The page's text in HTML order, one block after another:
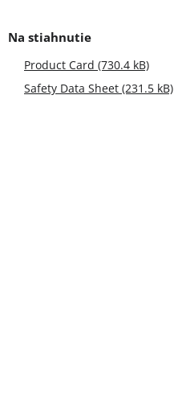
Product Card (730.4 kB)
Safety Data Sheet (231.5 kB)